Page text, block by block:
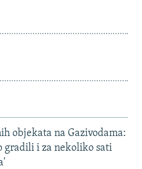
objekata na Gazivodama:
gradili i za nekoliko sati